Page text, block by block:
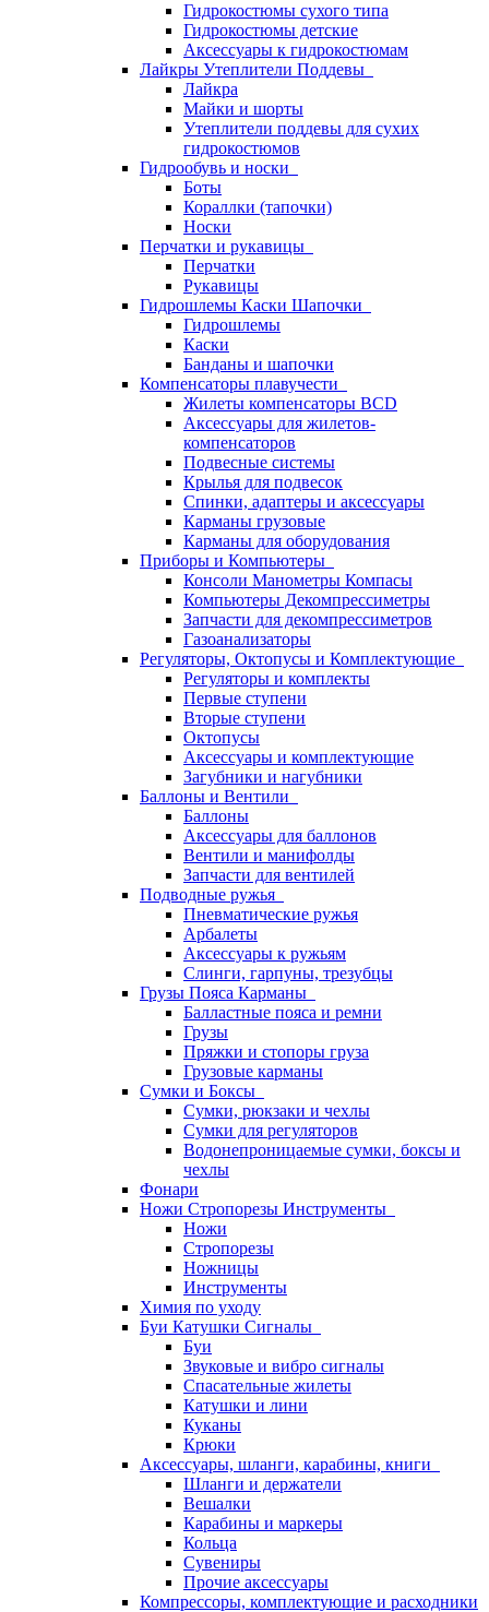
Гидрокостюмы сухого типа
Гидрокостюмы детские
Аксессуары к гидрокостюмам
Лайкры Утеплители Поддевы
Лайкра
Майки и шорты
Утеплители поддевы для сухих
гидрокостюмов
Гидрообувь и носки
Боты
Кораллки (тапочки)
Носки
Перчатки и рукавицы
Перчатки
Рукавицы
Гидрошлемы Каски Шапочки
Гидрошлемы
Каски
Банданы и шапочки
Компенсаторы плавучести
Жилеты компенсаторы BCD
Аксессуары для жилетов-
компенсаторов
Подвесные системы
Крылья для подвесок
Спинки, адаптеры и аксессуары
Карманы грузовые
Карманы для оборудования
Приборы и Компьютеры
Консоли Манометры Компасы
Компьютеры Декомпрессиметры
Запчасти для декомпрессиметров
Газоанализаторы
Регуляторы, Октопусы и Комплектующие
Регуляторы и комплекты
Первые ступени
Вторые ступени
Октопусы
Аксессуары и комплектующие
Загубники и нагубники
Баллоны и Вентили
Баллоны
Аксессуары для баллонов
Вентили и манифолды
Запчасти для вентилей
Подводные ружья
Пневматические ружья
Арбалеты
Аксессуары к ружьям
Слинги, гарпуны, трезубцы
Грузы Пояса Карманы
Балластные пояса и ремни
Грузы
Пряжки и стопоры груза
Грузовые карманы
Сумки и Боксы
Сумки, рюкзаки и чехлы
Сумки для регуляторов
Водонепроницаемые сумки, боксы и
чехлы
Фонари
Ножи Стропорезы Инструменты
Ножи
Стропорезы
Ножницы
Инструменты
Химия по уходу
Буи Катушки Сигналы
Буи
Звуковые и вибро сигналы
Спасательные жилеты
Катушки и лини
Куканы
Крюки
Аксессуары, шланги, карабины, книги
Шланги и держатели
Вешалки
Карабины и маркеры
Кольца
Сувениры
Прочие аксессуары
Компрессоры, комплектующие и расходники